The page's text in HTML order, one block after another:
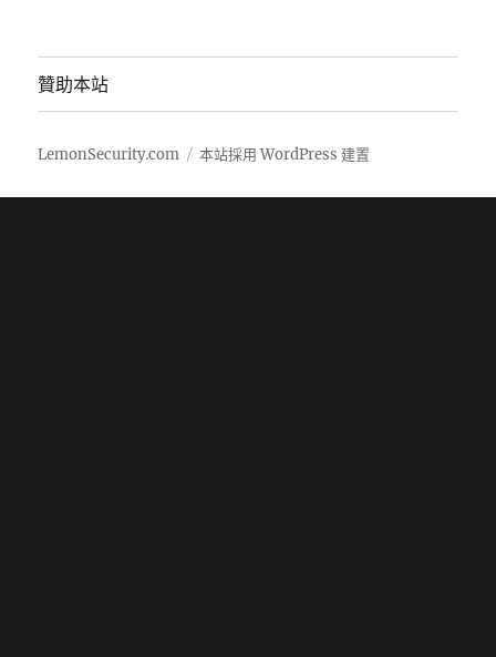
贊助本站
LemonSecurity.com 本站採用 WordPress 建置